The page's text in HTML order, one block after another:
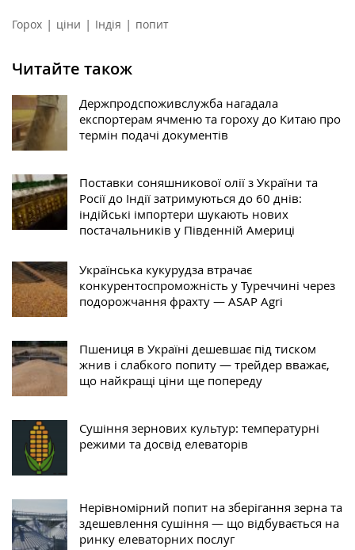
Горох | ціни | Індія | попит
Читайте також
Держпродспоживслужба нагадала
експортерам ячменю та гороху до Китаю про
термін подачі документів
Поставки соняшникової олії з України та
Росії до Індії затримуються до 60 днів:
індійські імпортери шукають нових
постачальників у Південній Америці
Українська кукурудза втрачає
конкурентоспроможність у Туреччині через
подорожчання фрахту — ASAP Agri
Пшениця в Україні дешевшає під тиском
жнив і слабкого попиту — трейдер вважає,
що найкращі ціни ще попереду
Сушіння зернових культур: температурні
режими та досвід елеваторів
Нерівномірний попит на зберігання зерна та
здешевлення сушіння — що відбувається на
ринку елеваторних послуг